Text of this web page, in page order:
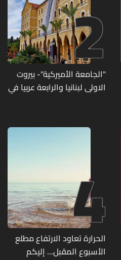
2
"الجامعة الأميركية"- بيروت
الاولى لبنانيا والرابعة عربيا في
4
الحرارة تعاود الارتفاع مطلع
الأسبوع المقبل... إليكم